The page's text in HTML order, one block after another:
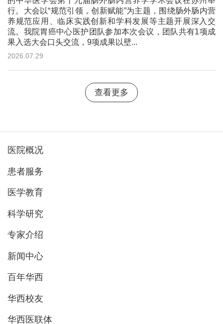
行。大会以“规范引领，创新赋能”为主题，围绕肠外肠内营
养规范应用、临床实践创新和学科发展等主题开展深入交
流。我院胃癌中心医护团队参加本次会议，团队共有1项成
果入选大会口头交流，9项成果以壁...
2026.07.29
查看更多
医院概况
患者服务
医学教育
科学研究
专家介绍
新闻中心
百年华西
华西校友
华西医联体